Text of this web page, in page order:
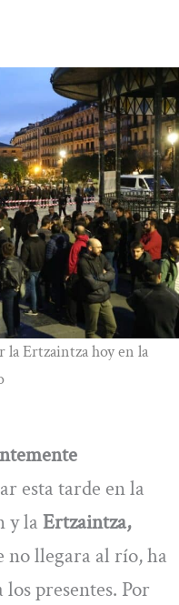
la Ertzaintza hoy en la
esta tarde en la
y la Ertzaintza,
no llegara al río, ha
presentes. Por